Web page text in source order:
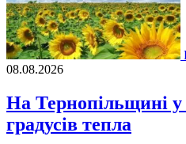
08.08.2026
На Тернопільщині у
градусів тепла